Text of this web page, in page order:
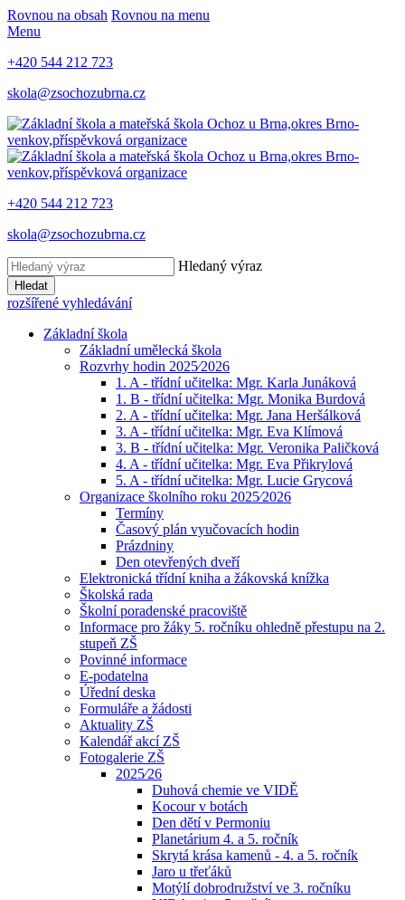
Rovnou na obsah Rovnou na menu
Menu
+420 544 212 723
skola@zsochozubrna.cz
+420 544 212 723
skola@zsochozubrna.cz
Hledaný výraz
Hledat
rozšířené vyhledávání
Základní škola
Základní umělecká škola
Rozvrhy hodin 2025⁄2026
1. A - třídní učitelka: Mgr. Karla Junáková
1. B - třídní učitelka: Mgr. Monika Burdová
2. A - třídní učitelka: Mgr. Jana Heršálková
3. A - třídní učitelka: Mgr. Eva Klímová
3. B - třídní učitelka: Mgr. Veronika Paličková
4. A - třídní učitelka: Mgr. Eva Přikrylová
5. A - třídní učitelka: Mgr. Lucie Grycová
Organizace školního roku 2025⁄2026
Termíny
Časový plán vyučovacích hodin
Prázdniny
Den otevřených dveří
Elektronická třídní kniha a žákovská knížka
Školská rada
Školní poradenské pracoviště
Informace pro žáky 5. ročníku ohledně přestupu na 2.
stupeň ZŠ
Povinné informace
E-podatelna
Úřední deska
Formuláře a žádosti
Aktuality ZŠ
Kalendář akcí ZŠ
Fotogalerie ZŠ
2025⁄26
Duhová chemie ve VIDĚ
Kocour v botách
Den dětí v Permoniu
Planetárium 4. a 5. ročník
Skrytá krása kamenů - 4. a 5. ročník
Jaro u třeťáků
Motýlí dobrodružství ve 3. ročníku